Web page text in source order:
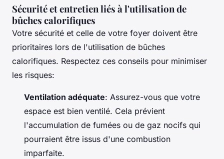
Sécurité et entretien liés à l'utilisation de
bûches calorifiques
Votre sécurité et celle de votre foyer doivent être
prioritaires lors de l'utilisation de bûches
calorifiques. Respectez ces conseils pour minimiser
les risques:
Ventilation adéquate: Assurez-vous que votre
espace est bien ventilé. Cela prévient
l'accumulation de fumées ou de gaz nocifs qui
pourraient être issus d'une combustion
imparfaite.